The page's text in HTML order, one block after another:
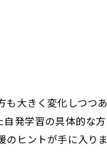
も大きく変化しつつあ
発学習の具体的な方
のヒントが手に入りま